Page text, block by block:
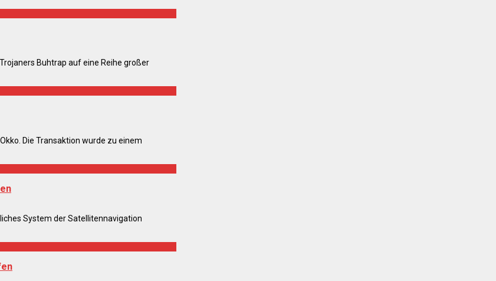
Buhtrap auf eine Reihe großer
Die Transaktion wurde zu einem
System der Satellitennavigation